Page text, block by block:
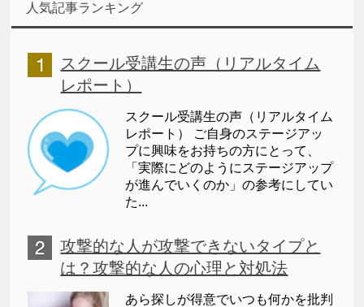
人気記事ランキング
スクール受講生の声（リアルタイム
レポート）
スクール受講生の声（リアルタイム
レポート） ご自身のステージアッ
プに興味をお持ちの方にとって、
「実際にどのようにステージアップ
が進んでいくのか」の参考にしてい
た...
攻撃的な人が攻撃できないタイプと
は？攻撃的な人の心理と対処法
あら探しが得意でいつも何かを批判